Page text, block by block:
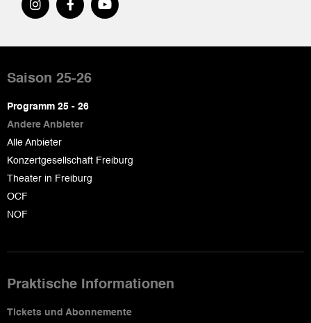
de
page
Saison 25-26
Programm 25 - 26
Andere Anbieter
Alle Anbieter
Konzertgesellschaft Freiburg
Theater in Freiburg
OCF
NOF
Praktische Informationen
Tickets und Abonnemente